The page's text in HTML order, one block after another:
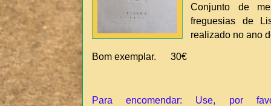
Conjunto de
freguesias de
realizado no ano
Bom exemplar. 30€
Para encomendar: Use, por